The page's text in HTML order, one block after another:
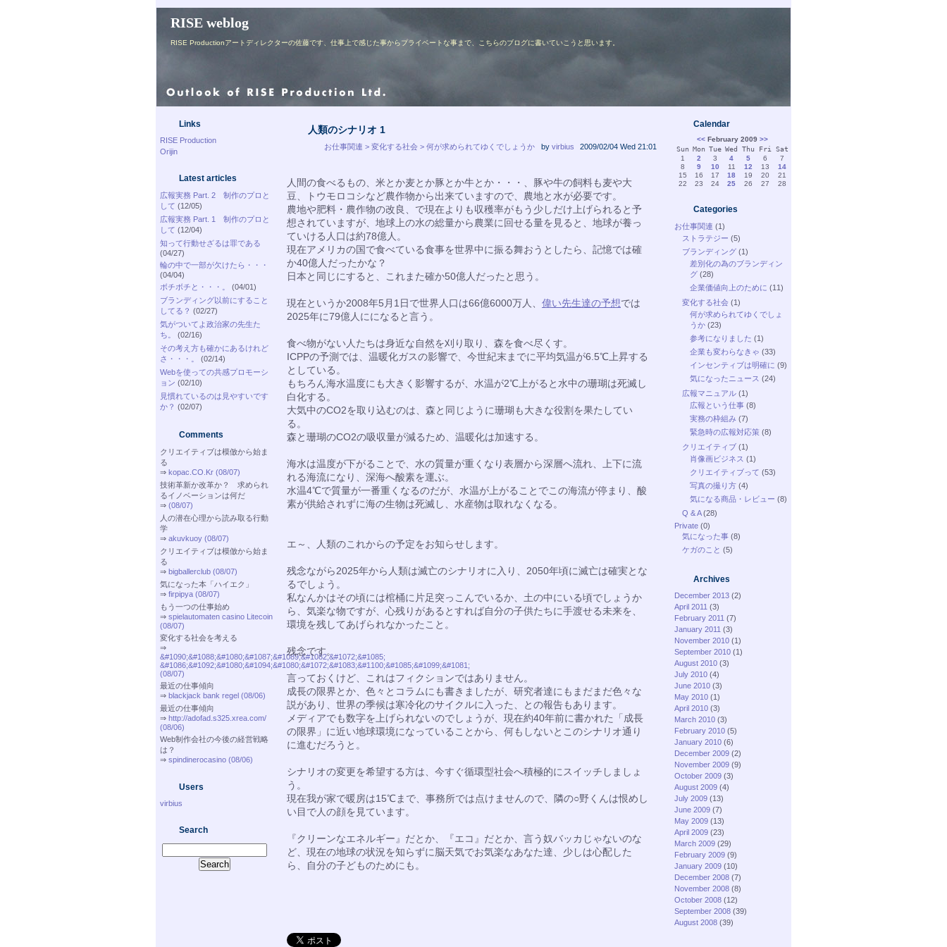
RISE weblog
RISE Productionアートディレクターの佐藤です、仕事上で感じた事からプライベートな事まで、こちらのブログに書いていこうと思います。
Links
RISE Production
Orijin
Latest articles
広報実務 Part. 2 制作のプロと
して (12/05)
広報実務 Part. 1 制作のプロと
して (12/04)
知って行動せざるは罪である
(04/27)
輪の中で一部が欠けたら・・・
(04/04)
ボチボチと・・・。
(04/01)
ブランディング以前にすること
してる？ (02/27)
気がついてよ政治家の先生た
ち。
(02/16)
その考え方も確かにあるけれど
さ・・・。
(02/14)
Webを使っての共感プロモーシ
ョン (02/10)
見慣れているのは見やすいです
か？ (02/07)
Comments
クリエイティブは模倣から始ま
る
⇒ kopac.CO.Kr (08/07)
技術革新か改革か？ 求められ
るイノベーションは何だ
⇒ (08/07)
人の潜在心理から読み取る行動
学
⇒ akuvkuoy (08/07)
クリエイティブは模倣から始ま
る
⇒ bigballerclub (08/07)
気になった本「ハイエク」
⇒ firpipya (08/07)
もう一つの仕事始め
⇒ spielautomaten casino Litecoin
(08/07)
変化する社会を考える
⇒
&#1090;&#1088;&#1080;&#1087;&#1089;&#1082;&#1072;&#1085;
&#1086;&#1092;&#1080;&#1094;&#1080;&#1072;&#1083;&#1100;&#1085;&#1099;&#1081;
(08/07)
最近の仕事傾向
⇒ blackjack bank regel (08/06)
最近の仕事傾向
⇒ http://adofad.s325.xrea.com/
(08/06)
Web制作会社の今後の経営戦略
は？
⇒ spindinerocasino (08/06)
Users
virbius
Search
人類のシナリオ 1
お仕事関連 > 変化する社会 > 何が求められてゆくでしょうか by virbius 2009/02/04 Wed 21:01
人間の食べるもの、米とか麦とか豚とか牛とか・・・、豚や牛の飼料も麦や大
豆、トウモロコシなど農作物から出来ていますので、農地と水が必要です。
農地や肥料・農作物の改良、で現在よりも収穫率がもう少しだけ上げられると予
想されていますが、地球上の水の総量から農業に回せる量を見ると、地球が養っ
ていける人口は約78億人。
現在アメリカの国で食べている食事を世界中に振る舞おうとしたら、記憶では確
か40億人だったかな？
日本と同じにすると、これまた確か50億人だったと思う。
現在というか2008年5月1日で世界人口は66億6000万人、 偉い先生達の予想では
2025年に79億人にになると言う。
食べ物がない人たちは身近な自然を刈り取り、森を食べ尽くす。
ICPPの予測では、温暖化ガスの影響で、今世紀末までに平均気温が6.5℃上昇する
としている。
もちろん海水温度にも大きく影響するが、水温が2℃上がると水中の珊瑚は死滅し
白化する。
大気中のCO2を取り込むのは、森と同じように珊瑚も大きな役割を果たしてい
る。
森と珊瑚のCO2の吸収量が減るため、温暖化は加速する。
海水は温度が下がることで、水の質量が重くなり表層から深層へ流れ、上下に流
れる海流になり、深海へ酸素を運ぶ。
水温4℃で質量が一番重くなるのだが、水温が上がることでこの海流が停まり、酸
素が供給されずに海の生物は死滅し、水産物は取れなくなる。
エ～、人類のこれからの予定をお知らせします。
残念ながら2025年から人類は滅亡のシナリオに入り、2050年頃に滅亡は確実とな
るでしょう。
私なんかはその頃には棺桶に片足突っこんでいるか、土の中にいる頃でしょうか
ら、気楽な物ですが、心残りがあるとすれば自分の子供たちに手渡せる未来を、
環境を残してあげられなかったこと。
残念です。
言っておくけど、これはフィクションではありません。
成長の限界とか、色々とコラムにも書きましたが、研究者達にもまだまだ色々な
説があり、世界の季候は寒冷化のサイクルに入った、との報告もあります。
メディアでも数字を上げられないのでしょうが、現在約40年前に書かれた「成長
の限界」に近い地球環境になっていることから、何もしないとこのシナリオ通り
に進むだろうと。
シナリオの変更を希望する方は、今すぐ循環型社会へ積極的にスイッチしましょ
う。
現在我が家で暖房は15℃まで、事務所では点けませんので、隣の○野くんは恨めし
い目で人の顔を見ています。
『クリーンなエネルギー』だとか、『エコ』だとか、言う奴バッカじゃないのな
ど、現在の地球の状況を知らずに脳天気でお気楽なあなた達、少しは心配した
ら、自分の子どものためにも。
Calendar
<< February 2009 >>
Sun Mon Tue Wed Thu Fri
Sat
1
2 3 4 5 6
7
8
9 10 11 12 13
14
15
16 17 18 19 20
21
22
23 24 25 26 27 28
Categories
お仕事関連 (1)
ストラテジー (5)
ブランディング (1)
差別化の為のブランディン
グ (28)
企業価値向上のために (11)
変化する社会 (1)
何が求められてゆくでしょ
うか (23)
参考になりました (1)
企業も変わらなきゃ (33)
インセンティブは明確に (9)
気になったニュース (24)
広報マニュアル (1)
広報という仕事 (8)
実務の枠組み (7)
緊急時の広報対応策 (8)
クリエイティブ (1)
肖像画ビジネス (1)
クリエイティブって (53)
写真の撮り方 (4)
気になる商品・レビュー (8)
Q & A(28)
Private (0)
気になった事 (8)
ケガのこと (5)
Archives
December 2013 (2)
April 2011 (3)
February 2011 (7)
January 2011 (3)
November 2010 (1)
September 2010 (1)
August 2010 (3)
July 2010 (4)
June 2010 (3)
May 2010 (1)
April 2010 (3)
March 2010 (3)
February 2010 (5)
January 2010 (6)
December 2009 (2)
November 2009 (9)
October 2009 (3)
August 2009 (4)
July 2009 (13)
June 2009 (7)
May 2009 (13)
April 2009 (23)
March 2009 (29)
February 2009 (9)
January 2009 (10)
December 2008 (7)
November 2008 (8)
October 2008 (12)
September 2008 (39)
August 2008 (39)